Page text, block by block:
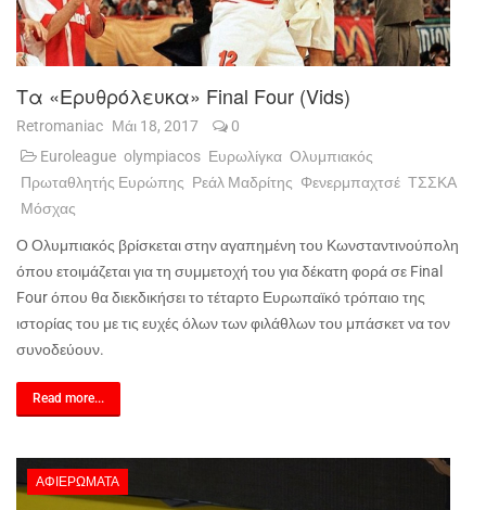
Τα «ερυθρόλευκα» Final Four (vids)
Retromaniac Μάι 18, 2017
0
Euroleague olympiacos Ευρωλίγκα Ολυμπιακός
Πρωταθλητής Ευρώπης Ρεάλ Μαδρίτης Φενερμπαχτσέ ΤΣΣΚΑ
Μόσχας
Ο Ολυμπιακός βρίσκεται στην αγαπημένη του Κωνσταντινούπολη
όπου ετοιμάζεται για τη συμμετοχή του για δέκατη φορά σε Final
Four όπου θα διεκδικήσει το τέταρτο Ευρωπαϊκό τρόπαιο της
ιστορίας του με τις ευχές όλων των φιλάθλων του μπάσκετ να τον
συνοδεύουν.
Read more...
ΑΦΙΕΡΏΜΑΤΑ